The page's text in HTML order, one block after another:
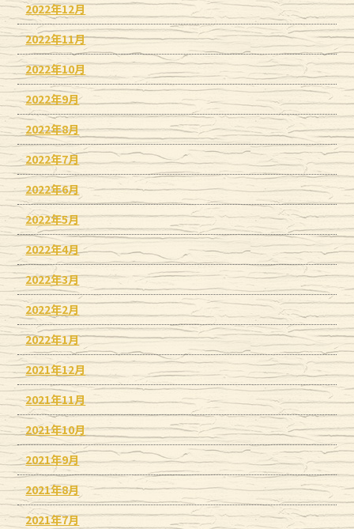
2022年12月
2022年11月
2022年10月
2022年9月
2022年8月
2022年7月
2022年6月
2022年5月
2022年4月
2022年3月
2022年2月
2022年1月
2021年12月
2021年11月
2021年10月
2021年9月
2021年8月
2021年7月